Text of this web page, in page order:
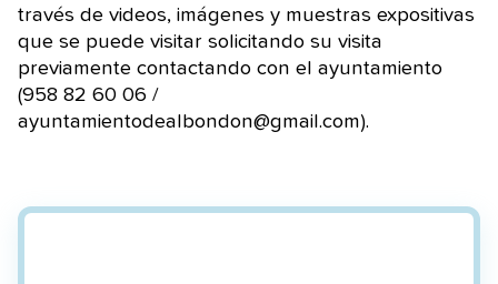
través de videos, imágenes y muestras expositivas
que se puede visitar solicitando su visita
previamente contactando con el ayuntamiento
(958 82 60 06 /
ayuntamientodealbondon@gmail.com).